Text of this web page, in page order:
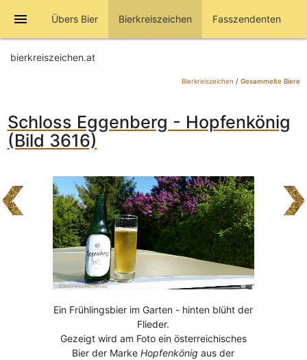
menu Übers Bier Bierkreiszeichen Fasszendenten
bierkreiszeichen.at
Bierkreiszeichen / Gesammelte Biere
Schloss Eggenberg - Hopfenkönig
(Bild 3616)
Ein Frühlingsbier im Garten - hinten blüht der
Flieder.
Gezeigt wird am Foto ein österreichisches
Bier der MarkeHopfenkönig aus der